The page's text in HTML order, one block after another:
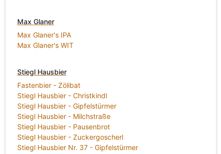
Max Glaner
Max Glaner's IPA
Max Glaner's WIT
Stiegl Hausbier
Fastenbier - Zölibat
Stiegl Hausbier - Christkindl
Stiegl Hausbier - Gipfelstürmer
Stiegl Hausbier - Milchstraße
Stiegl Hausbier - Pausenbrot
Stiegl Hausbier - Zuckergoscherl
Stiegl Hausbier Nr. 37 - Gipfelstürmer